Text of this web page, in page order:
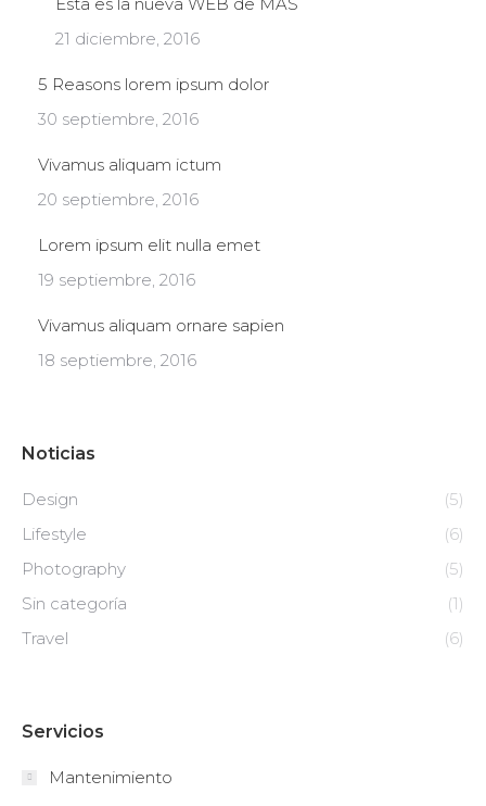
21 diciembre, 2016
5 Reasons lorem ipsum dolor
30 septiembre, 2016
Vivamus aliquam ictum
20 septiembre, 2016
Lorem ipsum elit nulla emet
19 septiembre, 2016
Vivamus aliquam ornare sapien
18 septiembre, 2016
Noticias
Design
(5)
Lifestyle
(6)
Photography
(5)
Sin categoría
(1)
Travel
(6)
Servicios
Mantenimiento